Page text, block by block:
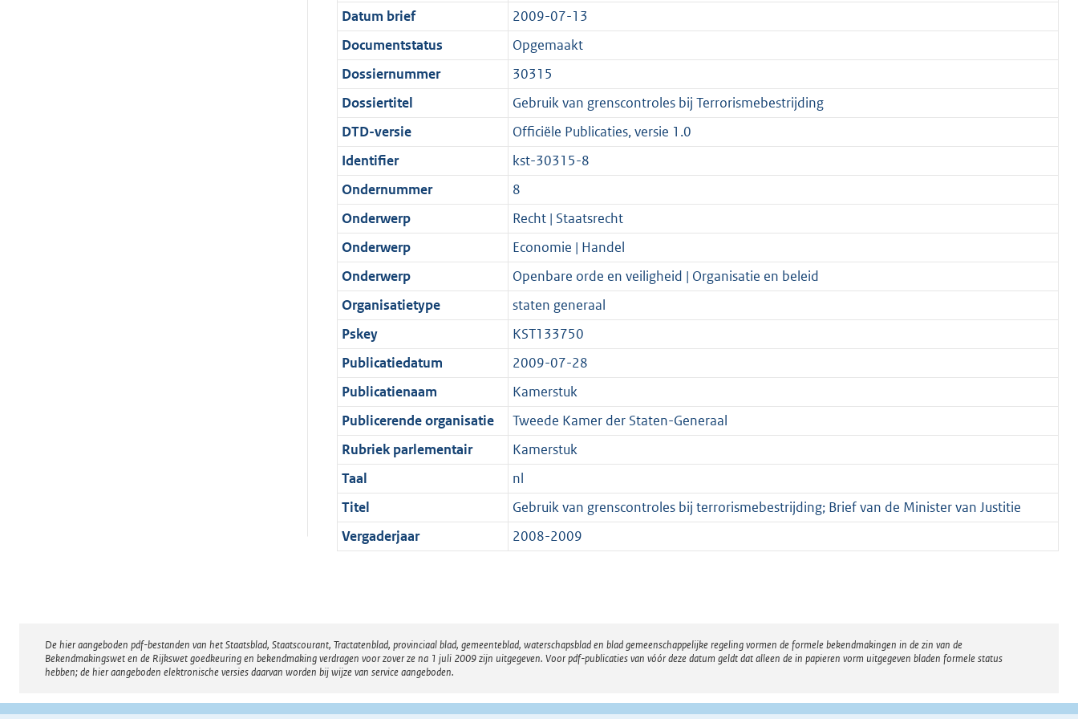
i
e
i
n
f
o
r
m
a
a
t
1
5
K
b
t
i
e
i
n
f
o
r
m
a
a
t
:
5
K
b
a
t
i
e
i
n
f
o
r
m
a
a
t
e
:
2
K
b
s
g
r
o
o
t
t
e
:
2
K
b
d
s
g
r
o
o
t
t
:
2
K
b
Datum brief
2009-07-13
Documentstatus
Opgemaakt
Dossiernummer
30315
Dossiertitel
Gebruik van grenscontroles bij Terrorismebestrijding
DTD-versie
Officiële Publicaties, versie 1.0
Identifier
kst-30315-8
Ondernummer
8
Onderwerp
Recht | Staatsrecht
Onderwerp
Economie | Handel
Onderwerp
Openbare orde en veiligheid | Organisatie en beleid
Organisatietype
staten generaal
Pskey
KST133750
Publicatiedatum
2009-07-28
Publicatienaam
Kamerstuk
Publicerende organisatie
Tweede Kamer der Staten-Generaal
Rubriek parlementair
Kamerstuk
Taal
nl
Titel
Gebruik van grenscontroles bij terrorismebestrijding; Brief van de Minister van Justitie
Vergaderjaar
2008-2009
Disclaimer
De hier aangeboden pdf-bestanden van het Staatsblad, Staatscourant, Tractatenblad, provinciaal blad, gemeenteblad, waterschapsblad en blad gemeenschappelijke regeling vormen de formele bekendmakingen in de zin van de
Bekendmakingswet en de Rijkswet goedkeuring en bekendmaking verdragen voor zover ze na 1 juli 2009 zijn uitgegeven. Voor pdf-publicaties van vóór deze datum geldt dat alleen de in papieren vorm uitgegeven bladen formele status
hebben; de hier aangeboden elektronische versies daarvan worden bij wijze van service aangeboden.